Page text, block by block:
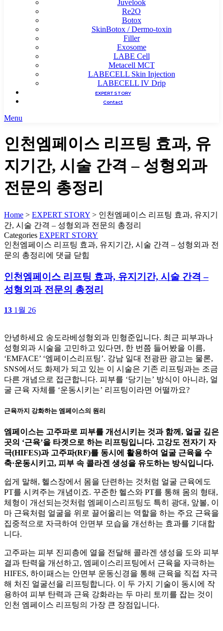
Juvelook
Re2O
Botox
SkinBotox / Dermo-toxin
Filler
Exosome
LABE Cell
Metacell MCT
LABECELL Skin Injection
LABECELL IV Drip
EXPERT STORY
Contact
Menu
인천엠페이스 리프팅 효과, 유
지기간, 시술 간격 – 성형외과
전문의 총정리
Home > EXPERT STORY > 인천엠페이스 리프팅 효과, 유지기
간, 시술 간격 – 성형외과 전문의 총정리
Categories EXPERT STORY
인천엠페이스 리프팅 효과, 유지기간, 시술 간격 – 성형외과 전
문의 총정리 에 댓글 닫힘
인천엠페이스 리프팅 효과, 유지기간, 시술 간격 –
성형외과 전문의 총정리
13 1월 26
안녕하세요 송도라베성형외과 민형준입니다. 최근 피부과나
성형외과 시술을 고민하고 있다면, 한 번쯤 들어봤을 이름,
‘EMFACE’ ‘엠페이스리프팅’. 강남 일대 전광판 광고는 물론,
SNS에서도 화제가 되고 있는 이 시술은 기존 리프팅과는 조금
다른 개념으로 접근합니다. 피부를 ‘당기는’ 방식이 아니라, 얼
굴 근육 자체를 ‘운동시키는’ 리프팅이라면 어떨까요?
근육까지 강화하는 엠페이스의 원리
엠페이스는 고주파로 피부를 개선시키는 것과 함께, 얼굴 깊은
곳의 ‘근육’을 타겟으로 하는 리프팅입니다. 고강도 전자기 자
극(HIFES)과 고주파(RF)를 동시에 활용하여 얼굴 근육을 수
축·운동시키고, 피부 속 콜라겐 생성을 유도하는 방식입니다.
쉽게 말해, 헬스장에서 몸을 단련하는 것처럼 얼굴 근육에도
PT를 시켜주는 개념이죠. 꾸준한 헬스와 PT를 통해 몸의 형태,
체형이 개선되는것처럼 엠페이스리프팅도 특히 광대, 앞볼, 이
마 근육처럼 얼굴을 위로 끌어올리는 역할을 하는 주요 근육을
집중적으로 자극하여 안면부 모습을 개선하는 효과를 기대합
니다.
고주파는 피부 진피층에 열을 전달해 콜라겐 생성을 도와 피부
결과 탄력을 개선하고, 엠페이스리프팅에서 근육을 자극하는
HIFES, 하이패스는 안면부 운동신경을 통해 근육을 직접 자극
해 처진 얼굴선을 리프팅합니다. 이 두 가지 기술이 동시에 작
용하여 피부 탄력과 근육 강화라는 두 마리 토끼를 잡는 것이
인천 엠페이스 리프팅의 가장 큰 장점입니다.